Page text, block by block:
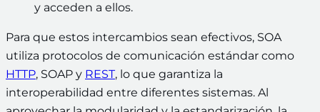
y acceden a ellos.
Para que estos intercambios sean efectivos, SOA
utiliza protocolos de comunicación estándar como
HTTP, SOAP y REST, lo que garantiza la
interoperabilidad entre diferentes sistemas. Al